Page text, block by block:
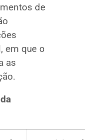
de
em que o
as